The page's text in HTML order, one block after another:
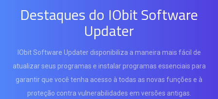
Destaques do IObit Software
Updater
IObit Software Updater disponibiliza a maneira mais fácil de
atualizar seus programas e instalar programas essenciais para
garantir que você tenha acesso à todas as novas funções e à
proteção contra vulnerabilidades em versões antigas.